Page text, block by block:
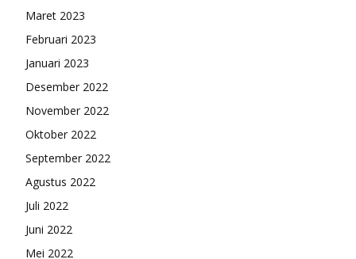
Maret 2023
Februari 2023
Januari 2023
Desember 2022
November 2022
Oktober 2022
September 2022
Agustus 2022
Juli 2022
Juni 2022
Mei 2022